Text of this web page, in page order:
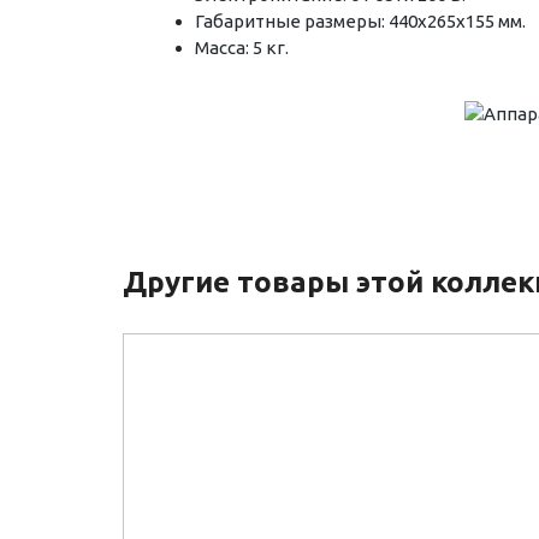
Габаритные размеры: 440х265х155 мм.
Масса: 5 кг.
Другие товары этой